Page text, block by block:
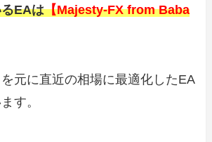
EAは【Majesty-FX from Baba
元に直近の相場に最適化したEA
す。